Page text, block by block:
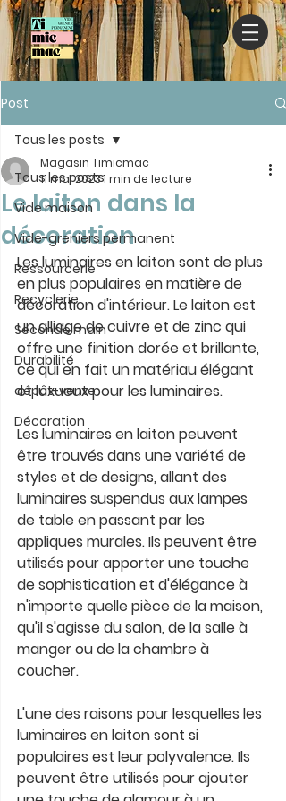
Post
Tous les posts
Vide maison
Vide-greniers permanent
Ressourcerie
Recyclerie
Seconde main
Durabilité
dépôt-vente
Décoration
Tous les posts
Le laiton dans la
décoration
Magasin Timicmac
11 mai 20231 min de lecture
Les luminaires en laiton sont de plus
en plus populaires en matière de
décoration d'intérieur. Le laiton est
un alliage de cuivre et de zinc qui
offre une finition dorée et brillante,
ce qui en fait un matériau élégant
et luxueux pour les luminaires.
Les luminaires en laiton peuvent
être trouvés dans une variété de
styles et de designs, allant des
luminaires suspendus aux lampes
de table en passant par les
appliques murales. Ils peuvent être
utilisés pour apporter une touche
de sophistication et d'élégance à
n'importe quelle pièce de la maison,
qu'il s'agisse du salon, de la salle à
manger ou de la chambre à
coucher.
L'une des raisons pour lesquelles les
luminaires en laiton sont si
populaires est leur polyvalence. Ils
peuvent être utilisés pour ajouter